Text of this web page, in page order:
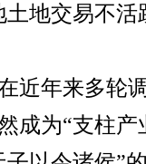
土地交易不
年来多轮调
成为“支柱